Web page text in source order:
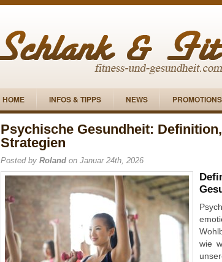
HOME INFOS & TIPPS NEWS PROMOTIONS
Psychische Gesundheit:
Strategien
Posted by Roland on Januar 24th, 2026
wie